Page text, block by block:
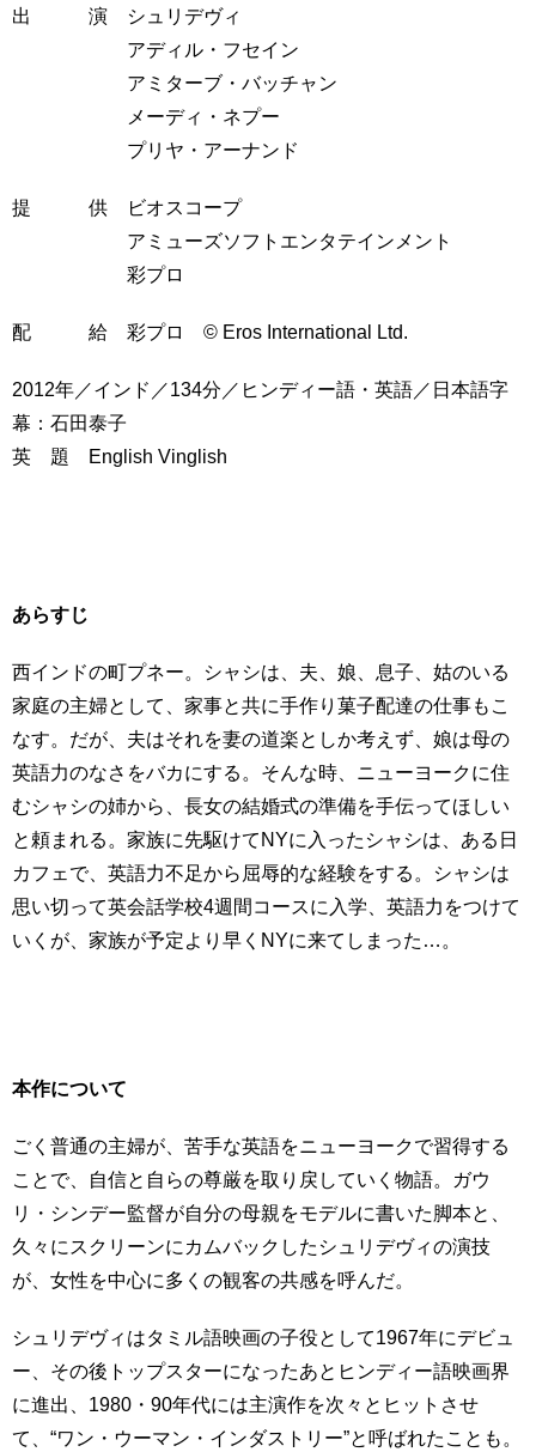
出 演 シュリデヴィ
アディル・フセイン
アミターブ・バッチャン
メーディ・ネプー
プリヤ・アーナンド
提 供 ビオスコープ
アミューズソフトエンタテインメント
彩プロ
配 給 彩プロ © Eros International Ltd.
2012年／インド／134分／ヒンディー語・英語／日本語字
幕：石田泰子
英 題 English Vinglish
あらすじ
西インドの町プネー。シャシは、夫、娘、息子、姑のいる
家庭の主婦として、家事と共に手作り菓子配達の仕事もこ
なす。だが、夫はそれを妻の道楽としか考えず、娘は母の
英語力のなさをバカにする。そんな時、ニューヨークに住
むシャシの姉から、長女の結婚式の準備を手伝ってほしい
と頼まれる。家族に先駆けてNYに入ったシャシは、ある日
カフェで、英語力不足から屈辱的な経験をする。シャシは
思い切って英会話学校4週間コースに入学、英語力をつけて
いくが、家族が予定より早くNYに来てしまった…。
本作について
ごく普通の主婦が、苦手な英語をニューヨークで習得する
ことで、自信と自らの尊厳を取り戻していく物語。ガウ
リ・シンデー監督が自分の母親をモデルに書いた脚本と、
久々にスクリーンにカムバックしたシュリデヴィの演技
が、女性を中心に多くの観客の共感を呼んだ。
シュリデヴィはタミル語映画の子役として1967年にデビュ
ー、その後トップスターになったあとヒンディー語映画界
に進出、1980・90年代には主演作を次々とヒットさせ
て、“ワン・ウーマン・インダストリー”と呼ばれたことも。